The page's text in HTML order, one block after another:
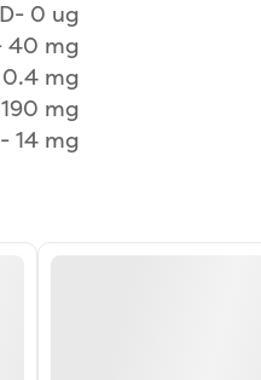
0 ug
40 mg
mg
mg
14 mg